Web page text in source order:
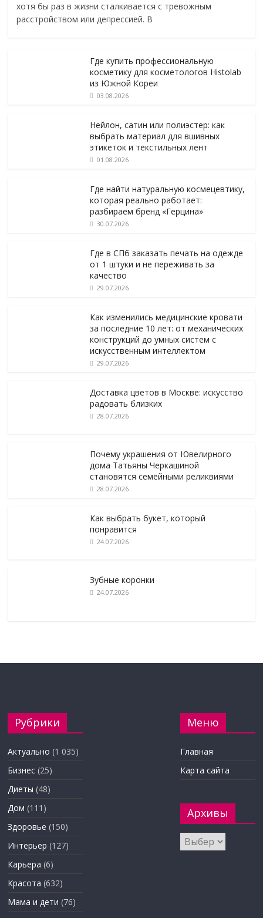
хотя бы раз в жизни сталкивается с тревожным
расстройством или депрессией. В
Где купить профессиональную
косметику для косметологов Histolab
из Южной Кореи
03.08.2026
Нейлон, сатин или полиэстер: как
выбрать материал для вшивных
этикеток и текстильных лент
01.08.2026
Где найти натуральную космецевтику,
которая реально работает:
разбираем бренд «Герцина»
30.07.2026
Где в СПб заказать печать на одежде
от 1 штуки и не переживать за
качество
29.07.2026
Как изменились медицинские кровати
за последние 10 лет: от механических
конструкций до умных систем с
искусственным интеллектом
29.07.2026
Доставка цветов в Москве: искусство
радовать близких
28.07.2026
Почему украшения от Ювелирного
дома Татьяны Черкашиной
становятся семейными реликвиями
28.07.2026
Как выбрать букет, который
понравится
24.07.2026
Зубные коронки
24.07.2026
Рубрики
Актуально (1 035)
Бизнес (25)
Диеты (48)
Дом (111)
Здоровье (150)
Интерьер (127)
Карьера (6)
Красота (632)
Мама и дети (76)
Меню
Главная
Карта сайта
Архивы
Архивы